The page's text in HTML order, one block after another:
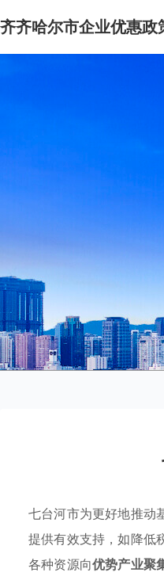
齐齐哈尔市企业优惠政
七台河市为更好地推动
提供有效支持，如降低
各种资源向优势产业聚